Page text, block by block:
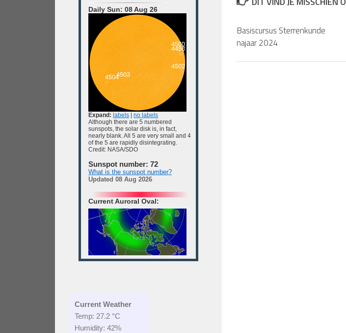
Basiscursus Sterrenkunde
najaar 2024
Current Weather
Temp: 27.2 °C
Humidity: 42%